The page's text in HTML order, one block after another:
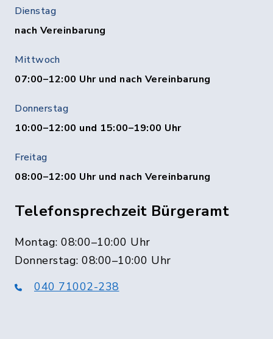
Dienstag
nach Vereinbarung
Mittwoch
07:00–12:00 Uhr und nach Vereinbarung
Donnerstag
10:00–12:00 und 15:00–19:00 Uhr
Freitag
08:00–12:00 Uhr und nach Vereinbarung
Telefonsprechzeit Bürgeramt
Montag: 08:00–10:00 Uhr
Donnerstag: 08:00–10:00 Uhr
040 71002-238